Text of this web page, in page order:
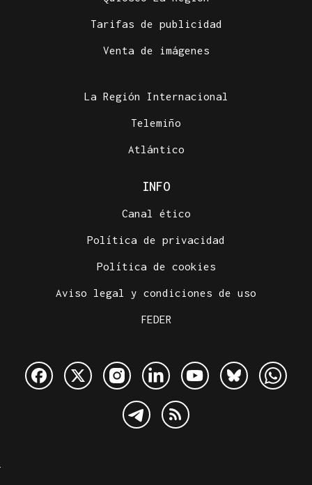
Detenido el boxeador Sharif Ahmadzai por el
en una maleta en Atenas
Tarifas de publicidad
Venta de imágenes
La Región Internacional
Telemiño
Atlántico
INFO
Canal ético
Política de privacidad
Política de cookies
Aviso legal y condiciones de uso
FEDER